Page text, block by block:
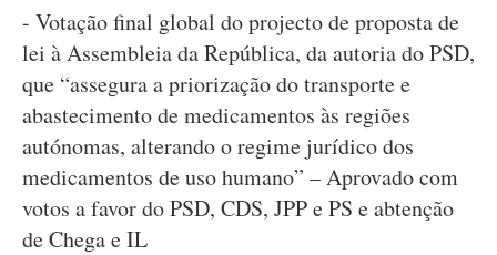
- Votação final global do projecto de proposta de
lei à Assembleia da República, da autoria do PSD,
que “assegura a priorização do transporte e
abastecimento de medicamentos às regiões
autónomas, alterando o regime jurídico dos
medicamentos de uso humano” – Aprovado com
votos a favor do PSD, CDS, JPP e PS e abtenção
de Chega e IL